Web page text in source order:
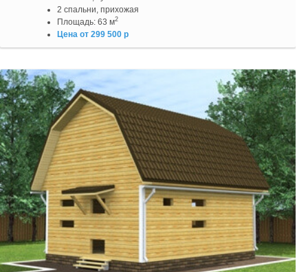
2 спальни, прихожая
Площадь: 63 м2
Цена от 299 500 р